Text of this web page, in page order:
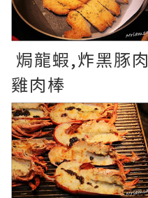
焗龍蝦,炸黑豚肉
雞肉棒